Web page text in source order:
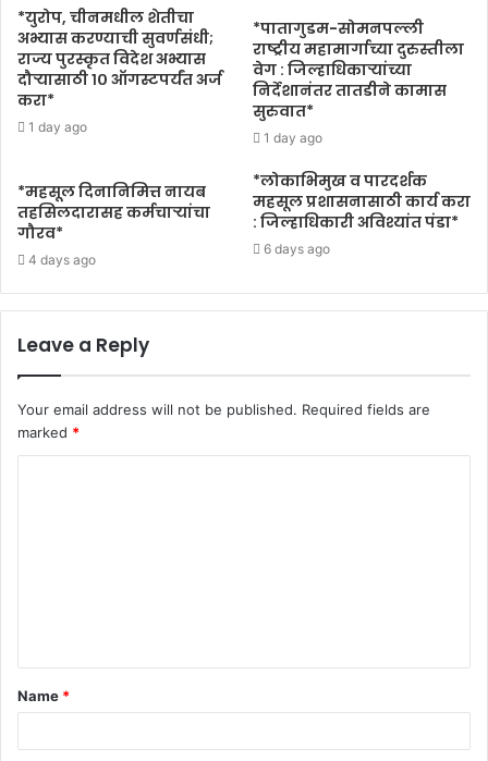
*युरोप, चीनमधील शेतीचा
अभ्यास करण्याची सुवर्णसंधी;
राज्य पुरस्कृत विदेश अभ्यास
दौऱ्यासाठी १० ऑगस्टपर्यंत अर्ज
करा*
1 day ago
*पातागुडम-सोमनपल्ली
राष्ट्रीय महामार्गाच्या दुरुस्तीला
वेग : जिल्हाधिकाऱ्यांच्या
निर्देशानंतर तातडीने कामास
सुरुवात*
1 day ago
*महसूल दिनानिमित्त नायब
तहसिलदारासह कर्मचाऱ्यांचा
गौरव*
4 days ago
*लोकाभिमुख व पारदर्शक
महसूल प्रशासनासाठी कार्य करा
: जिल्हाधिकारी अविश्यांत पंडा*
6 days ago
Leave a Reply
Your email address will not be published. Required fields are
marked *
t
*
Name *